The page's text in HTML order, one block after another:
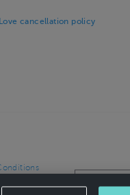
cancellation policy